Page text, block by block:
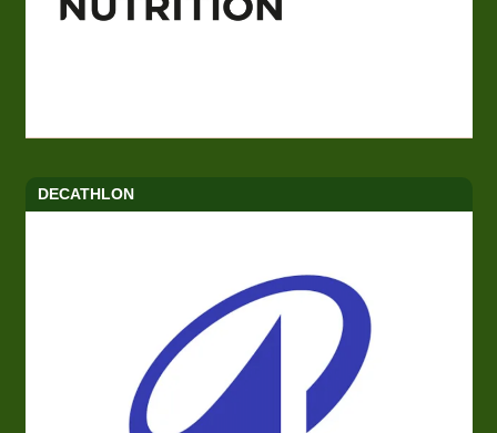
DECATHLON